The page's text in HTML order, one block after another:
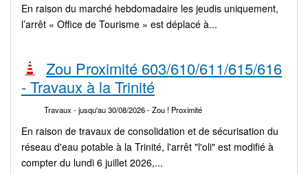
En raison du marché hebdomadaire les jeudis uniquement,
l’arrêt « Office de Tourisme » est déplacé à...
Zou Proximité 603/610/611/615/616
- Travaux à la Trinité
Travaux - jusqu'au 30/08/2026- Zou ! Proximité
En raison de travaux de consolidation et de sécurisation du
réseau d'eau potable à la Trinité, l'arrêt "l'oli" est modifié à
compter du lundi 6 juillet 2026,...